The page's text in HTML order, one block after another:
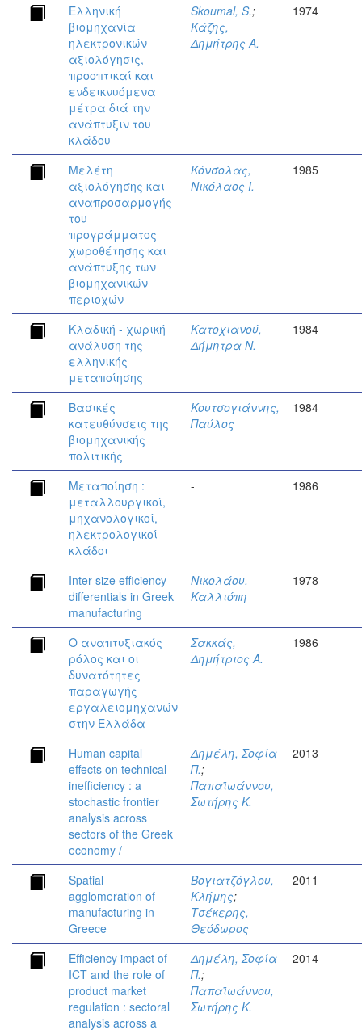
Ελληνική
βιομηχανία
ηλεκτρονικών
αξιολόγησις,
προοπτικαί και
ενδεικνυόμενα
μέτρα διά την
ανάπτυξιν του
κλάδου
Skoumal, S.;
Κάζης,
Δημήτρης Α.
1974
Μελέτη
αξιολόγησης και
αναπροσαρμογής
του
προγράμματος
χωροθέτησης και
ανάπτυξης των
βιομηχανικών
περιοχών
Κόνσολας,
Νικόλαος Ι.
1985
Κλαδική - χωρική
ανάλυση της
ελληνικής
μεταποίησης
Κατοχιανού,
Δήμητρα Ν.
1984
Βασικές
κατευθύνσεις της
βιομηχανικής
πολιτικής
Κουτσογιάννης,
Παύλος
1984
Μεταποίηση :
μεταλλουργικοί,
μηχανολογικοί,
ηλεκτρολογικοί
κλάδοι
- 1986
Inter-size efficiency
differentials in Greek
manufacturing
Νικολάου,
Καλλιόπη
1978
Ο αναπτυξιακός
ρόλος και οι
δυνατότητες
παραγωγής
εργαλειομηχανών
στην Ελλάδα
Σακκάς,
Δημήτριος Α.
1986
Human capital
effects on technical
inefficiency : a
stochastic frontier
analysis across
sectors of the Greek
economy /
Δημέλη, Σοφία
Π.;
Παπαϊωάννου,
Σωτήρης Κ.
2013
Spatial
agglomeration of
manufacturing in
Greece
Βογιατζόγλου,
Κλήμης;
Τσέκερης,
Θεόδωρος
2011
Efficiency impact of
ICT and the role of
product market
regulation : sectoral
analysis across a
Δημέλη, Σοφία
Π.;
Παπαϊωάννου,
Σωτήρης Κ.
2014